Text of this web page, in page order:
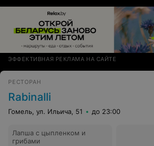
ЭФФЕКТИВНАЯ РЕКЛАМА НА САЙТЕ
РЕСТОРАН
Rabinalli
Гомель, ул. Ильича, 51 до 23:00
Лапша с цыпленком и
грибами